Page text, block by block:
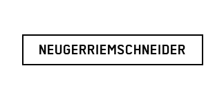
NEUGERRIEMSCHNEIDER